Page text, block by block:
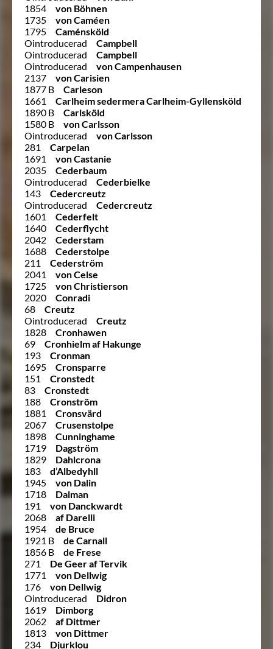
1854
von Böhnen
1735
von Caméen
1795
Caménsköld
Ointroducerad
Campbell
Ointroducerad
Campbell
Ointroducerad
von Campenhausen
2137
von Carisien
1877 B
Carleson
1661
Carlheim sedermera Carlheim-Gyllensköld
1890 B
Carlsköld
1580 B
von Carlsson
Ointroducerad
von Carlsson
281
Carpelan
1691
von Castanie
2035
Cederbaum
Ointroducerad
Cederbielke
143
Cedercreutz
Ointroducerad
Cedercreutz
1601
Cederfelt
1640
Cederflycht
2042
Cederstam
1688
Cederstolpe
211
Cederström
2041
von Celse
1725
von Christierson
2020
Conradi
68
Creutz
Ointroducerad
Creutz
1828
Cronhawen
69
Cronhielm af Hakunge
193
Cronman
1695
Cronsparre
151
Cronstedt
83
Cronstedt
188
Cronström
1881
Cronsvärd
2067
Crusenstolpe
1898
Cunninghame
1719
Dagström
1829
Dahlcrona
183
d’Albedyhll
1945
von Dalin
1718
Dalman
191
von Danckwardt
2068
af Darelli
1954
de Bruce
1921 B
de Carnall
1856 B
de Frese
271
De Geer af Tervik
1771
von Dellwig
176
von Dellwig
Ointroducerad
Didron
1619
Dimborg
2062
af Dittmer
1813
von Dittmer
234
Djurklou